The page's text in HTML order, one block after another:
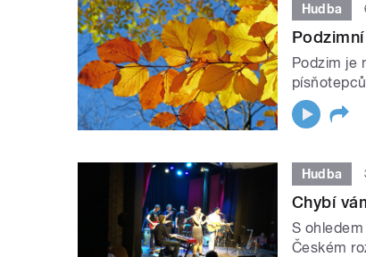
Hudba
Podzim je
Hudba
Chybí
S
Českém